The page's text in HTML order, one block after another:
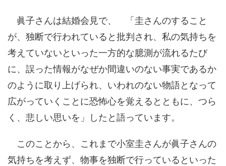
眞子さんは結婚会見で、 「圭さんのすること
が、独断で行われていると批判され、私の気持ちを
考えていないといった一方的な臆測が流れるたび
に、誤った情報がなぜか間違いのない事実であるか
のように取り上げられ、いわれのない物語となって
広がっていくことに恐怖心を覚えるとともに、つら
く、悲しい思いを」したと語っています。
このことから、これまで小室圭さんが眞子さんの
気持ちを考えず、物事を独断で行っているといった